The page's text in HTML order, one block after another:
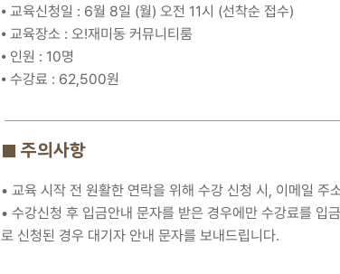
⦁ 교육신청일 : 6월 8일 (월) 오전 11시 (선착순 접수)
⦁ 교육장소 : 오!재미동 커뮤니티룸
⦁ 인원 : 10명
⦁ 수강료 : 62,500원
■ 주의사항
• 교육 시작 전 원활한 연락을 위해 수강 신청 시, 이메일 주
• 수강신청 후 입금안내 문자를 받은 경우에만 수강료를 입
로 신청된 경우 대기자 안내 문자를 보내드립니다.